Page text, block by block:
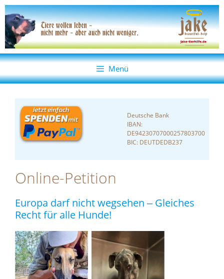
Zum
Inhalt
springen
Zum
Inhalt
springen
Menü
Deutsche Bank
IBAN:
DE94230707000257803700
BIC: DEUTDEDB237
Online-Petition
Europa darf nicht wegsehen ‒ Gleiches
Recht für alle Hunde!